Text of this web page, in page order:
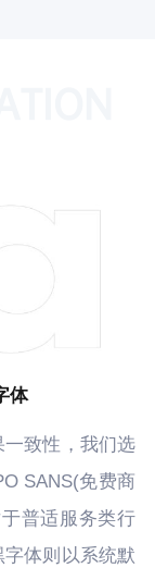
体
致性，我们选
SANS(免费商
普适服务类行
体则以系统默